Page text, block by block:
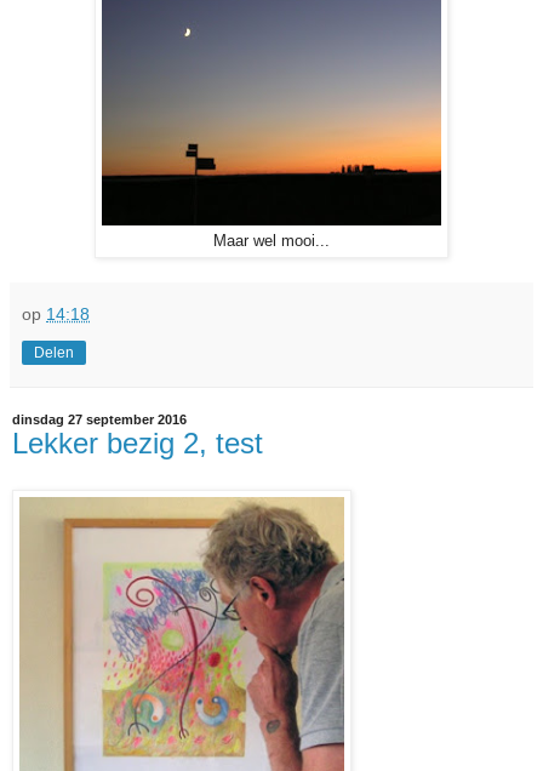
Maar wel mooi...
op 14:18
Delen
dinsdag 27 september 2016
Lekker bezig 2, test